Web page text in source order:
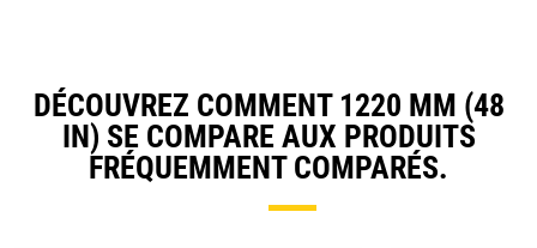
DÉCOUVREZ COMMENT 1220 MM (48
IN) SE COMPARE AUX PRODUITS
FRÉQUEMMENT COMPARÉS.